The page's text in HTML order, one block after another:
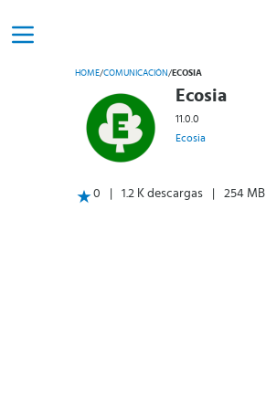
HOME/COMUNICACIÓN/ ECOSIA
Ecosia
11.0.0
Ecosia
0 1.2 K descargas 254 MB